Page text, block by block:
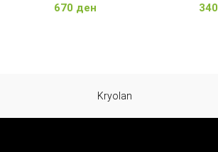
670 ден 340
Kryolan